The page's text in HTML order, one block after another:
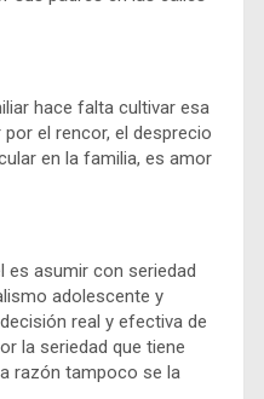
hace falta cultivar esa
el rencor, el desprecio
en la familia, es amor
es asumir con seriedad
adolescente y
real y efectiva de
la seriedad que tiene
razón tampoco se la